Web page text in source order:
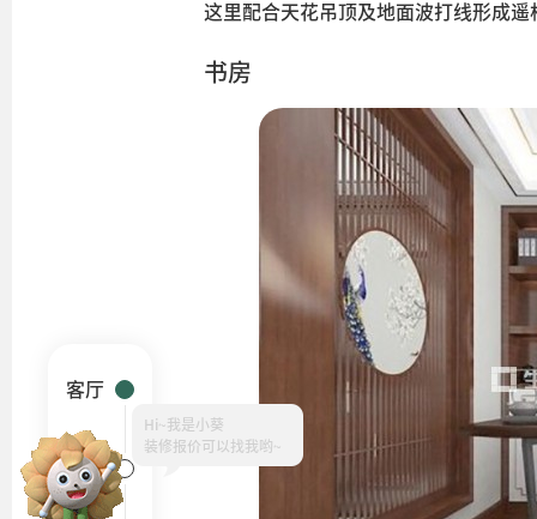
这里配合天花吊顶及地面波打线形成
书房
客厅
卧室
Hi~